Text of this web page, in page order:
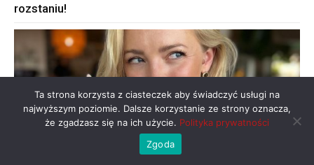
rozstaniu!
Ta strona korzysta z ciasteczek aby świadczyć usługi na
najwyższym poziomie. Dalsze korzystanie ze strony oznacza,
że zgadzasz się na ich użycie. Polityka prywatności
Zgoda